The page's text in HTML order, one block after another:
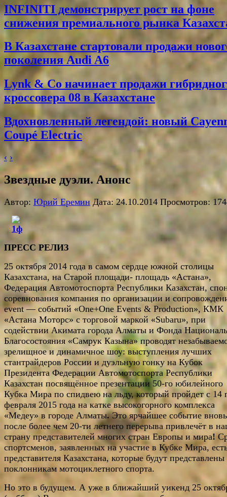
INFINITI демонстрирует рост на фоне
снижения премиального рынка
В Казахстане стартовали продажи
поколения Audi A6
Lynk & Co начинает продажи
кроссовера 08 в Казахстане
Вдохновленный легендой: новый
Coupé Electric
‹ ›
Звездные дуэли. Анонс
Автор: Юрий Еремин Дата: 24.10.2014 Просмотров:
ПРЕСС РЕЛИЗ
25 октября 2014 года в самом сердце южной столицы
Казахстана, на Старой площади- площадь «Астана»,
Федерация Автомотоспорта Республики Казахстан,
соревнования компания по организации и
event — событий «One+One Events & Production», КМК
«Астана Моторс» c торговой маркой «Subaru», при
содействии Акимата города Алматы и Фонда
Благосостояния «Самрук Казына» проводят
зрелищное и динамичное шоу: выступления лучших
стантрайдеров России и дуэльную гонку на Кубок
Президента Федерации Автомотоспорта Республики
Казахстан посвящённое презентации 50-го юбилейного
Кубка Мира по спидвею на льду, который пройдет с 14
февраля 2015 года на катке высокогорного комплекса
«Медеу» в городе Алматы.Это ярчайшее событие вновь
после более чем 20-ти летнего перерыва привлечёт в
страну представителей многих стран Европы и мира!
спортсменов, заявленных на участие в Кубке Мира,
представителя Казахстана, которые будут представлены
поклонникам мотоциклетного спорта.
Но это в будущем. А уже в ближайший уикенд 25